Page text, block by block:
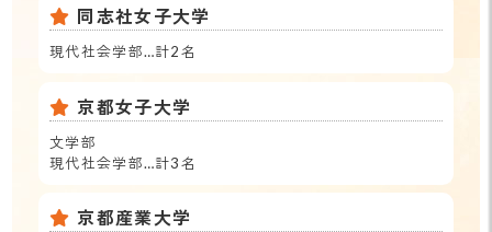
同志社女子大学
現代社会学部…計2名
京都女子大学
文学部
現代社会学部…計3名
京都産業大学